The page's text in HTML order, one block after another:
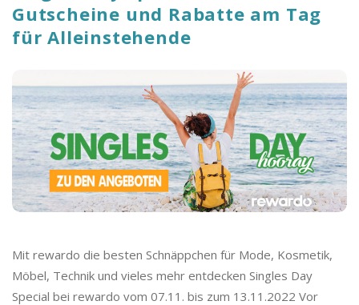
Gutscheine und Rabatte am Tag
für Alleinstehende
Mit rewardo die besten Schnäppchen für Mode, Kosmetik,
Möbel, Technik und vieles mehr entdecken Singles Day
Special bei rewardo vom 07.11. bis zum 13.11.2022 Vor